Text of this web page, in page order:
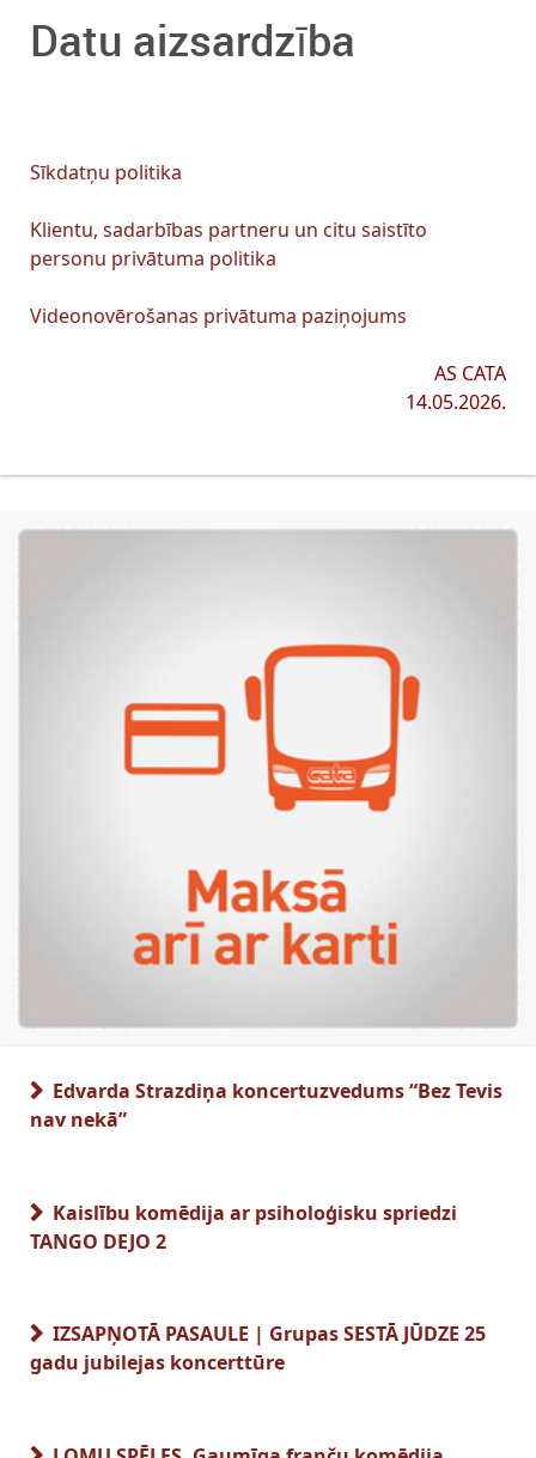
Datu aizsardzība
Sīkdatņu politika
Klientu, sadarbības partneru un citu saistīto
personu privātuma politika
Videonovērošanas privātuma paziņojums
AS CATA
14.05.2026.
Edvarda Strazdiņa koncertuzvedums “Bez Tevis
nav nekā”
Kaislību komēdija ar psiholoģisku spriedzi
TANGO DEJO 2
IZSAPŅOTĀ PASAULE | Grupas SESTĀ JŪDZE 25
gadu jubilejas koncerttūre